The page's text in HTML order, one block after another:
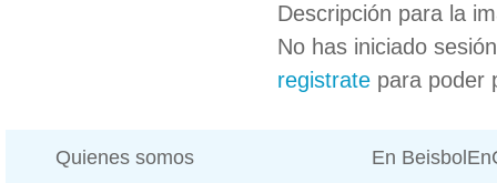
Descripción para la
No has iniciado
registrate para poder
Quienes somos En